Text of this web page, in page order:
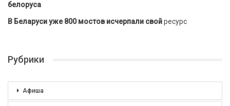
белоруса
В Беларуси уже 800 мостов исчерпали свойресурс
Рубрики
Афиша